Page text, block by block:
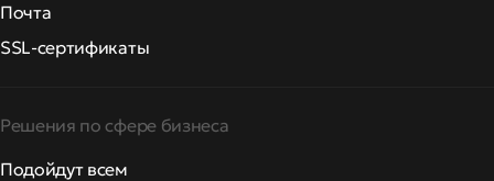
Почта
SSL-сертификаты
Решения по сфере бизнеса
Подойдут всем